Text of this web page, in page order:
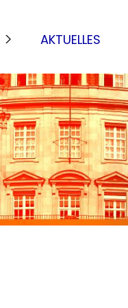
AKTUELLES